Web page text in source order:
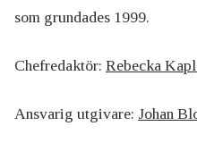
som grundades 1999.
Chefredaktör: Rebecka
Ansvarig utgivare: Johan